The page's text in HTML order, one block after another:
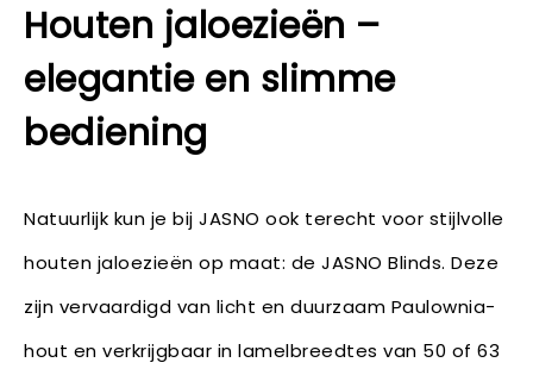
Houten jaloezieën –
elegantie en slimme
bediening
Natuurlijk kun je bij JASNO ook terecht voor stijlvolle
houten jaloezieën op maat: de JASNO Blinds. Deze
zijn vervaardigd van licht en duurzaam Paulownia-
hout en verkrijgbaar in lamelbreedtes van 50 of 63